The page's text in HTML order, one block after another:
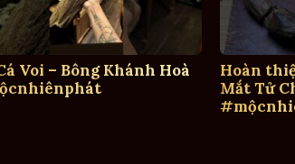
Voi – Bông Khánh Hoà
Hoàn
Mắt Tử